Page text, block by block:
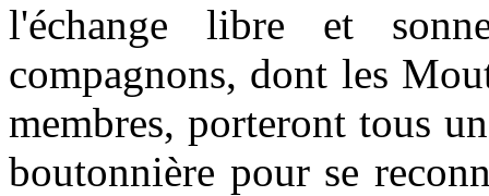
l'échange libre et
compagnons, dont les
membres, porteront tous
boutonnière pour se